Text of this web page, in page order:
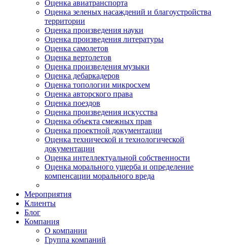
Оценка авиатранспорта
Оценка зеленых насаждений и благоустройства
территории
Оценка произведения науки
Оценка произведения литературы
Оценка самолетов
Оценка вертолетов
Оценка произведения музыки
Оценка дебаркадеров
Оценка топологии микросхем
Оценка авторского права
Оценка поездов
Оценка произведения искусства
Оценка объекта смежных прав
Оценка проектной документации
Оценка технической и технологической
документации
Оценка интеллектуальной собственности
Оценка морального ущерба и определение
компенсации морального вреда
Мероприятия
Клиенты
Блог
Компания
О компании
Группа компаний